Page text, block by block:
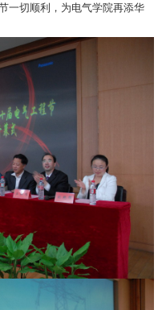
一切顺利，为电气学院再添华